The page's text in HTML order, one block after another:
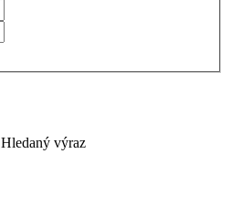
Hledaný výraz